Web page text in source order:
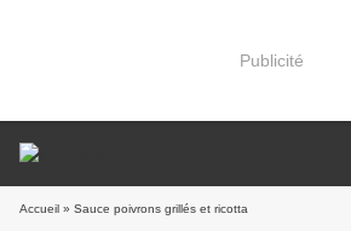
Publicité
Accueil » Sauce poivrons grillés et ricotta